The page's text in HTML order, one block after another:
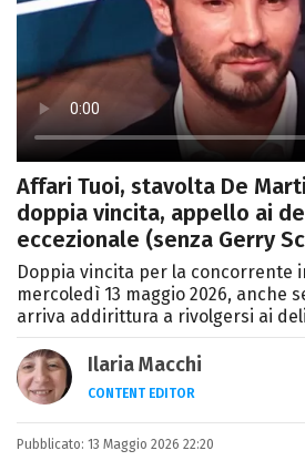
Affari Tuoi, stavolta De
doppia vincita, appello ai
eccezionale (senza Gerry
Doppia vincita per la concorrente
mercoledì 13 maggio 2026, anche
arriva addirittura a rivolgersi ai
Ilaria Macchi
CONTENT EDITOR
Laureata in Linguaggi
giornalismo, il calcio, la
Pubblicato: 13 Maggio 2026 22:20